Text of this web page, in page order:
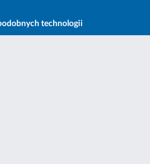
technologii